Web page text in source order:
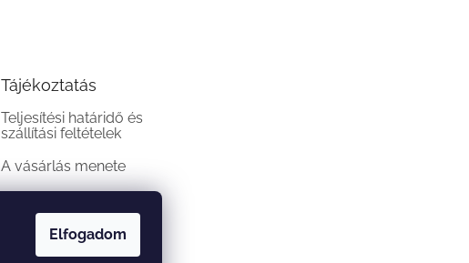
Elfogadom
Tájékoztatás
Teljesítési határidő és
szállítási feltételek
A vásárlás menete